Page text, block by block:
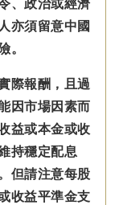
、政治或經濟
亦須留意中國
。
際報酬，且過
因市場因素而
益或本金或收
持穩定配息
但請注意每股
收益平準金支